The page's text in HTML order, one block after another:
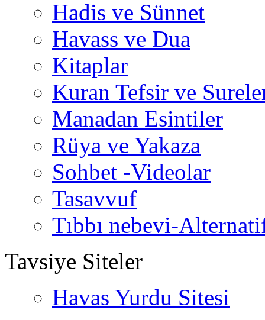
Hadis ve Sünnet
Havass ve Dua
Kitaplar
Kuran Tefsir ve
Manadan Esintiler
Rüya ve Yakaza
Sohbet -Videolar
Tasavvuf
Tıbbı nebevi-
Tavsiye Siteler
Havas Yurdu Sitesi